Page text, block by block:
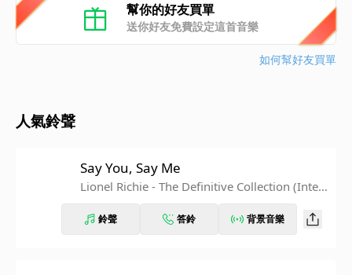
幫你的好友買單
送你好友免費設定這首音樂
如何幫好友買單
人氣鈴聲
Say You, Say Me
Lionel Richie - The Definitive Collection (Inter
鈴聲 答鈴 背景音樂